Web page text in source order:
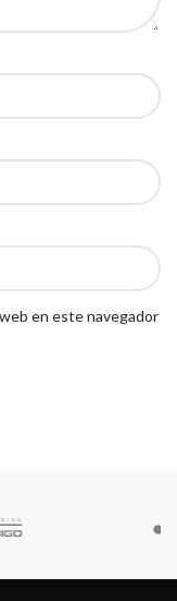
en este navegador
Robot Coupe